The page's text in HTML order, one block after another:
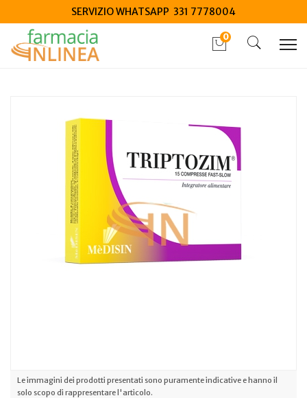
SERVIZIO WHATSAPP 331 7778004
0
Le immagini dei prodotti presentati sono puramente indicative e hanno il
solo scopo di rappresentare l'articolo.